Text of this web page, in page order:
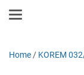
Home / KOREM